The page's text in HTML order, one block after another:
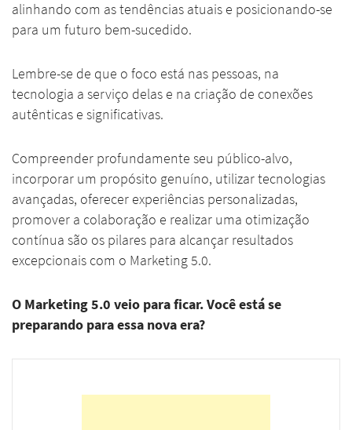
alinhando com as tendências atuais e posicionando-se
para um futuro bem-sucedido.
Lembre-se de que o foco está nas pessoas, na
tecnologia a serviço delas e na criação de conexões
autênticas e significativas.
Compreender profundamente seu público-alvo,
incorporar um propósito genuíno, utilizar tecnologias
avançadas, oferecer experiências personalizadas,
promover a colaboração e realizar uma otimização
contínua são os pilares para alcançar resultados
excepcionais com o Marketing 5.0.
O Marketing 5.0 veio para ficar. Você está se
preparando para essa nova era?